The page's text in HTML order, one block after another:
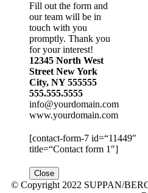
Fill out the form and
our team will be in
touch with you
promptly. Thank you
for your interest!
12345 North West
Street New York
City, NY 555555
555.555.5555
info@yourdomain.com
www.yourdomain.com
[contact-form-7 id=“11449″
title=“Contact form 1″]
Close
© Copyright 2022 SUPPAN/